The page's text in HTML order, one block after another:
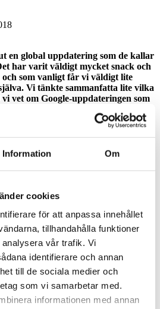
Information Om
cookies
för att anpassa innehållet
tillhandahålla funktioner
vår trafik. Vi
identifierare och annan
till de sociala medier och
som vi samarbetar med.
informationen med annan
en global uppdatering som de kallar
har varit väldigt mycket snack och
som vanligt får vi väldigt lite
Vi tänkte sammanfatta lite vilka
vet om Google-uppdateringen som
som att Google Medic Update riktade in
– Your Money Your Life. Detta är
sidor som innefattar ämnen
det har visat sig att uppdateringen
”YMYL”-sajter.
uppdateringen har påverkat den
webbplatser: